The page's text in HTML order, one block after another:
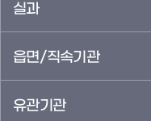
실과
읍면/직속기관
유관기관